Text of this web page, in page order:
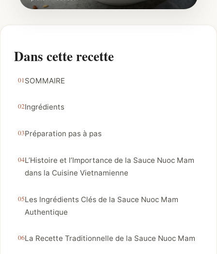
Dans cette recette
SOMMAIRE
Ingrédients
Préparation pas à pas
L’Histoire et l’Importance de la Sauce Nuoc Mam
dans la Cuisine Vietnamienne
Les Ingrédients Clés de la Sauce Nuoc Mam
Authentique
La Recette Traditionnelle de la Sauce Nuoc Mam